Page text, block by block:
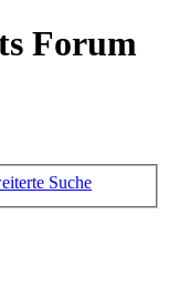
Forum
Suche